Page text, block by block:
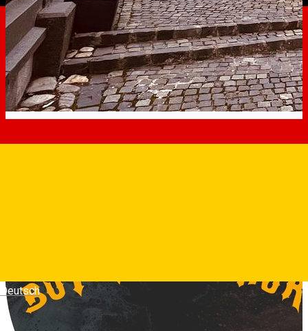
Deutsch